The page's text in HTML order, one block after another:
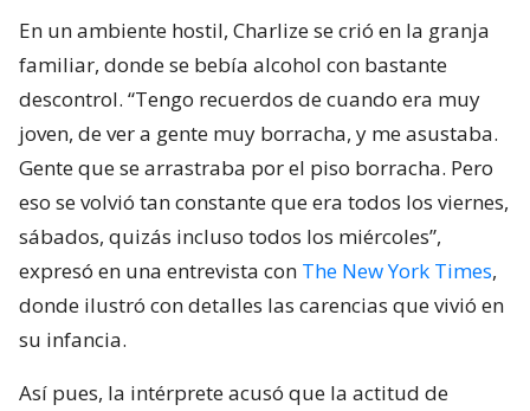
En un ambiente hostil, Charlize se crió en la granja
familiar, donde se bebía alcohol con bastante
descontrol. “Tengo recuerdos de cuando era muy
joven, de ver a gente muy borracha, y me asustaba.
Gente que se arrastraba por el piso borracha. Pero
eso se volvió tan constante que era todos los viernes,
sábados, quizás incluso todos los miércoles”,
expresó en una entrevista con The New York Times,
donde ilustró con detalles las carencias que vivió en
su infancia.
Así pues, la intérprete acusó que la actitud de